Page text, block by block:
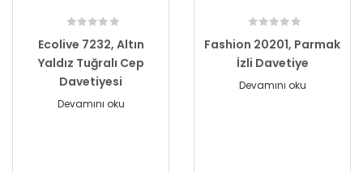
Ecolive 7232, Altın
Yaldız Tuğralı Cep
Davetiyesi
Devamını oku
Fashion 20201, Parmak
İzli Davetiye
Devamını oku